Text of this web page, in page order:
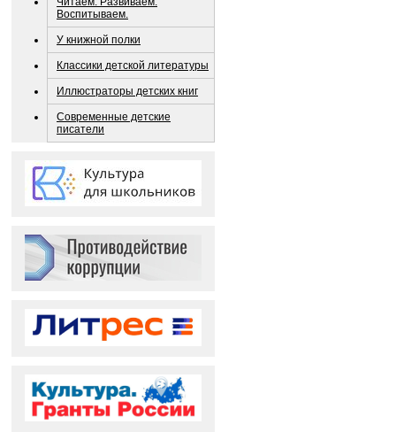
Воспитываем.
У книжной полки
Классики детской литературы
Иллюстраторы детских книг
Современные детские
писатели